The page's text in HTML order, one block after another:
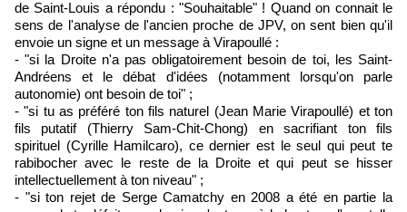
de Saint-Louis a répondu : "Souhaitable" ! Quand on connait le
sens de l'analyse de l'ancien proche de JPV, on sent bien qu'il
envoie un signe et un message à Virapoullé :
- "si la Droite n'a pas obligatoirement besoin de toi, les Saint-
Andréens et le débat d'idées (notamment lorsqu'on parle
autonomie) ont besoin de toi" ;
- "si tu as préféré ton fils naturel (Jean Marie Virapoullé) et ton
fils putatif (Thierry Sam-Chit-Chong) en sacrifiant ton fils
spirituel (Cyrille Hamilcaro), ce dernier est le seul qui peut te
rabibocher avec le reste de la Droite et qui peut se hisser
intellectuellement à ton niveau" ;
- "si ton rejet de Serge Camatchy en 2008 a été en partie la